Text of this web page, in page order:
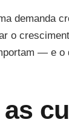
demanda
o
— e o